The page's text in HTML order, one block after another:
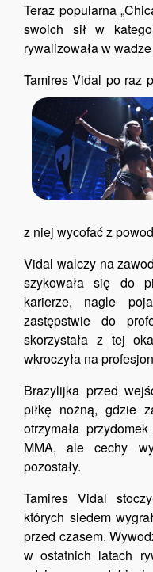
Teraz popularna
swoich sił w
rywalizowała w
Tamires Vidal po raz
z niej wycofać z
Vidal walczy na
szykowała się do
karierze, nagle
zastępstwie do
skorzystała z tej
wkroczyła na
Brazylijka przed
piłkę nożną, gdzie
otrzymała
MMA, ale cechy
pozostały.
Tamires Vidal
których siedem
przed czasem.
w ostatnich latach